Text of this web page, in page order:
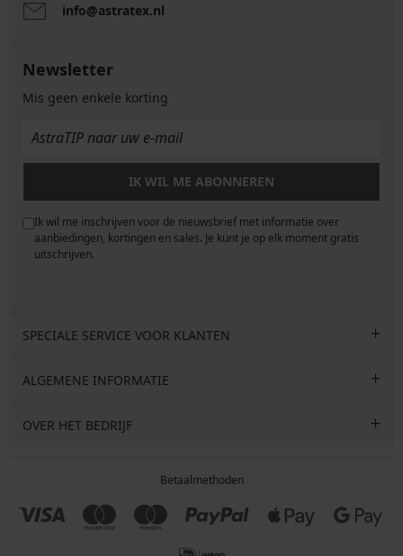
info@astratex.nl
Newsletter
Mis geen enkele korting
IK WIL ME ABONNEREN
Ik wil me inschrijven voor de nieuwsbrief met informatie over
aanbiedingen, kortingen en sales. Je kunt je op elk moment gratis
uitschrijven.
SPECIALE SERVICE VOOR KLANTEN
ALGEMENE INFORMATIE
OVER HET BEDRIJF
Betaalmethoden